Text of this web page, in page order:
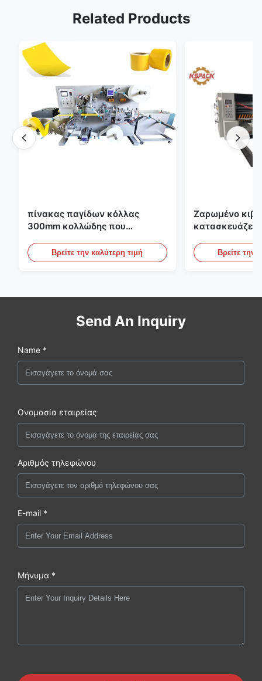
Related Products
πίνακας παγίδων κόλλας
300mm κολλώδης που
γεωργίαΒρείτε την καλύτερη τιμή
Ζαρωμένο
κατασκευάζει
το ζαρωμένο
Βρείτε την
Send An Inquiry
Name *
Ονομασία εταιρείας
Αριθμός τηλεφώνου
E-mail *
Μήνυμα *